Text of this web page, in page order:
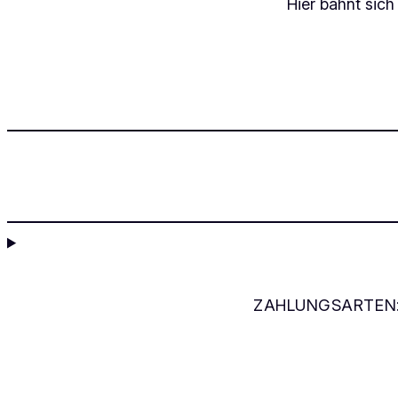
ZAHLUNGSARTEN: